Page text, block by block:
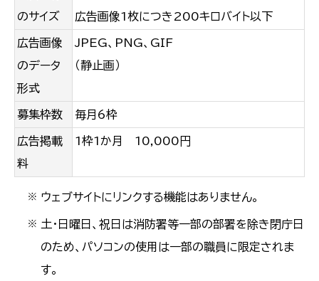
のサイズ
広告画像1枚につき200キロバイト以下
広告画像
のデータ
形式
JPEG、PNG、GIF
（静止画）
募集枠数 毎月6枠
広告掲載
料
1枠1か月 10,000円
※ ウェブサイトにリンクする機能はありません。
※ 土・日曜日、祝日は消防署等一部の部署を除き閉庁日
のため、パソコンの使用は一部の職員に限定されま
す。